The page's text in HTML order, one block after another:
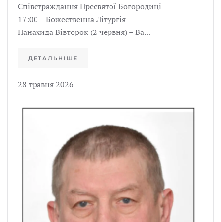
Співстраждання Пресвятої Богородиці
17:00 – Божественна Літургія -
Панахида Вівторок (2 червня) – Ва…
ДЕТАЛЬНІШЕ
28 травня 2026